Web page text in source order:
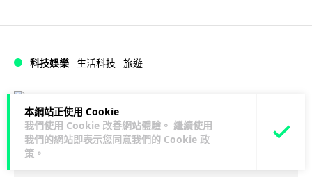
本網站正使用 Cookie
我們使用 Cookie 改善網站體驗。 繼續使用
我們的網站即表示您同意我們的 Cookie 政
策 。
科技娛樂 生活科技 旅遊
日本福岡地鐵廣播被入侵 播不雅歌曲
西日本鐵道疑黑客所為